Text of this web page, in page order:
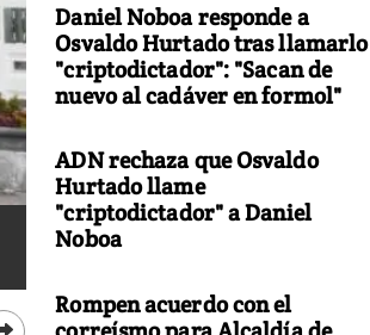
Daniel Noboa responde a
Osvaldo Hurtado tras llamarlo
"criptodictador": "Sacan de
nuevo al cadáver en formol"
ADN rechaza que Osvaldo
Hurtado llame
"criptodictador" a Daniel
Noboa
Rompen acuerdo con el